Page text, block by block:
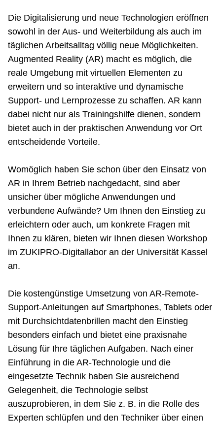
Die Digitalisierung und neue Technologien eröffnen
sowohl in der Aus- und Weiterbildung als auch im
täglichen Arbeitsalltag völlig neue Möglichkeiten.
Augmented Reality (AR) macht es möglich, die
reale Umgebung mit virtuellen Elementen zu
erweitern und so interaktive und dynamische
Support- und Lernprozesse zu schaffen. AR kann
dabei nicht nur als Trainingshilfe dienen, sondern
bietet auch in der praktischen Anwendung vor Ort
entscheidende Vorteile.
Womöglich haben Sie schon über den Einsatz von
AR in Ihrem Betrieb nachgedacht, sind aber
unsicher über mögliche Anwendungen und
verbundene Aufwände? Um Ihnen den Einstieg zu
erleichtern oder auch, um konkrete Fragen mit
Ihnen zu klären, bieten wir Ihnen diesen Workshop
im ZUKIPRO-Digitallabor an der Universität Kassel
an.
Die kostengünstige Umsetzung von AR-Remote-
Support-Anleitungen auf Smartphones, Tablets oder
mit Durchsichtdatenbrillen macht den Einstieg
besonders einfach und bietet eine praxisnahe
Lösung für Ihre täglichen Aufgaben. Nach einer
Einführung in die AR-Technologie und die
eingesetzte Technik haben Sie ausreichend
Gelegenheit, die Technologie selbst
auszuprobieren, in dem Sie z. B. in die Rolle des
Experten schlüpfen und den Techniker über einen